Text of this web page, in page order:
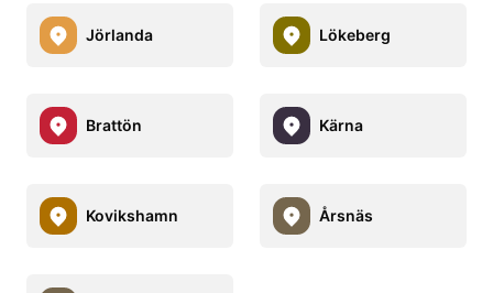
Jörlanda Lökeberg
Brattön Kärna
Kovikshamn Årsnäs